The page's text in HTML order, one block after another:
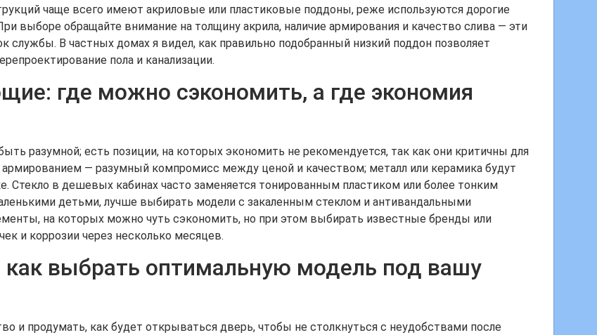
чаще всего имеют акриловые или пластиковые поддоны, реже используются дорогие
выборе обращайте внимание на толщину акрила, наличие армирования и качество слива — эти
В частных домах я видел, как правильно подобранный низкий поддон позволяет
пола и канализации.
где можно сэкономить, а где экономия
разумной; есть позиции, на которых экономить не рекомендуется, так как они критичны для
армированием — разумный компромисс между ценой и качеством; металл или керамика будут
Стекло в дешевых кабинах часто заменяется тонированным пластиком или более тонким
детьми, лучше выбирать модели с закаленным стеклом и антивандальными
на которых можно чуть сэкономить, но при этом выбирать известные бренды или
и коррозии через несколько месяцев.
выбрать оптимальную модель под вашу
и продумать, как будет открываться дверь, чтобы не столкнуться с неудобствами после